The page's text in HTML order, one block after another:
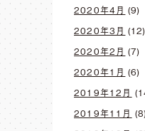
2020年4月 (9)
2020年3月 (12)
2020年2月 (7)
2020年1月 (6)
2019年12月
2019年11月